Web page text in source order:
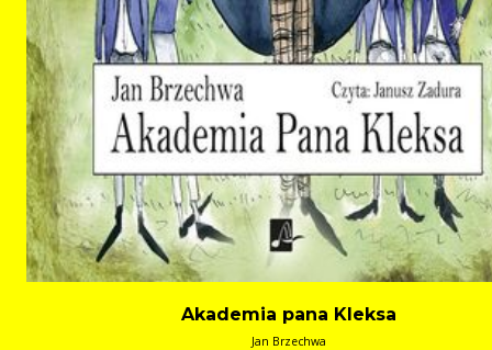
Akademia pana Kleksa
Jan Brzechwa